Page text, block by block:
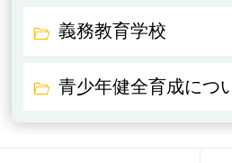
義務教育学校
青少年健全育成につ